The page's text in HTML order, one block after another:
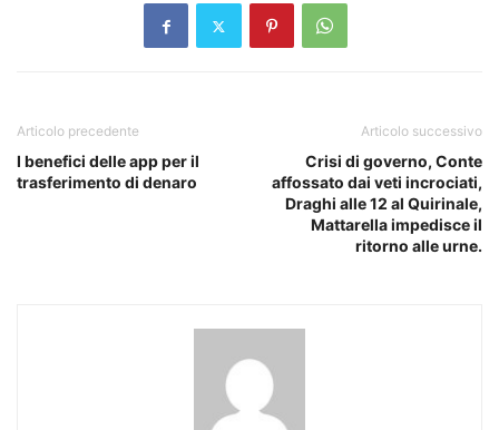
Articolo precedente
I benefici delle app per il
trasferimento di denaro
Articolo successivo
Crisi di governo, Conte
affossato dai veti incrociati,
Draghi alle 12 al Quirinale,
Mattarella impedisce il
ritorno alle urne.